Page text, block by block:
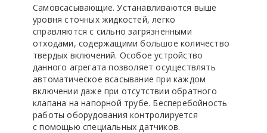
Самовсасывающие. Устанавливаются выше
уровня сточных жидкостей, легко
справляются с сильно загрязненными
отходами, содержащими большое количество
твердых включений. Особое устройство
данного агрегата позволяет осуществлять
автоматическое всасывание при каждом
включении даже при отсутствии обратного
клапана на напорной трубе. Бесперебойность
работы оборудования контролируется
с помощью специальных датчиков.